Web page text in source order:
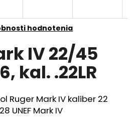
hodnotenia
IV 22/45
kal. .22LR
Ruger Mark IV kaliber 22
UNEF Mark IV
HĽADAŤ